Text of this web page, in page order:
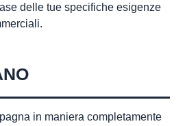
delle tue specifiche esigenze
in maniera completamente